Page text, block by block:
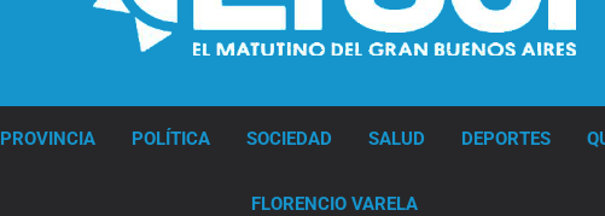
PROVINCIA POLÍTICA SOCIEDAD SALUD DEPORTES
FLORENCIO VARELA